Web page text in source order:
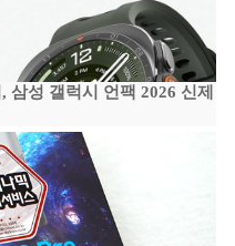
성 갤럭시 언팩 2026 신제